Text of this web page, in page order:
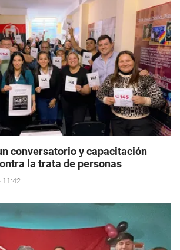
conversatorio y capacitación
la trata de personas
11:42